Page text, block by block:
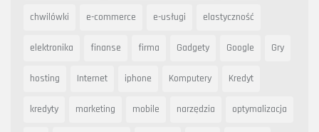
chwilówki e-commerce e-usługi elastyczność
elektronika finanse firma Gadgety Google Gry
hosting Internet iphone Komputery Kredyt
kredyty marketing mobile narzędzia optymalizacja